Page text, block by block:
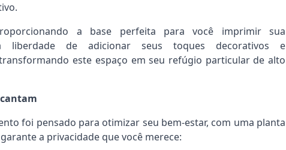
a base perfeita para você imprimir sua
liberdade de adicionar seus toques decorativos e
este espaço em seu refúgio particular de alto
foi pensado para otimizar seu bem-estar, com uma planta
a privacidade que você merece: